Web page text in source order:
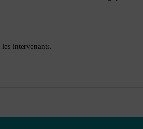
les intervenants.